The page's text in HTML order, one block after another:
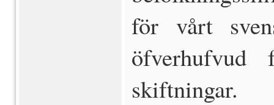
för vårt
skiftningar.